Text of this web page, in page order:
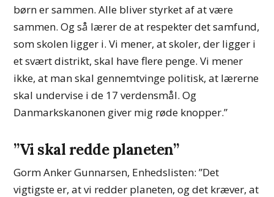
børn er sammen. Alle bliver styrket af at være
sammen. Og så lærer de at respekter det samfund,
som skolen ligger i. Vi mener, at skoler, der ligger i
et svært distrikt, skal have flere penge. Vi mener
ikke, at man skal gennemtvinge politisk, at lærerne
skal undervise i de 17 verdensmål. Og
Danmarkskanonen giver mig røde knopper.”
”Vi skal redde planeten”
Gorm Anker Gunnarsen, Enhedslisten: ”Det
vigtigste er, at vi redder planeten, og det kræver, at